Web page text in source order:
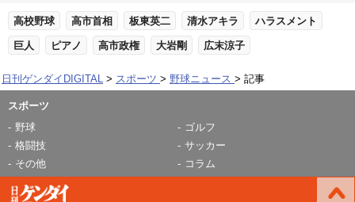
高校野球 高市首相 板東英二 清水アキラ ハラスメント
巨人 ピアノ 高市政権 大岩剛 広末涼子
日刊ゲンダイDIGITAL スポーツ 野球ニュース 記事
スポーツ
野球
ゴルフ
格闘技
サッカー
その他
コラム